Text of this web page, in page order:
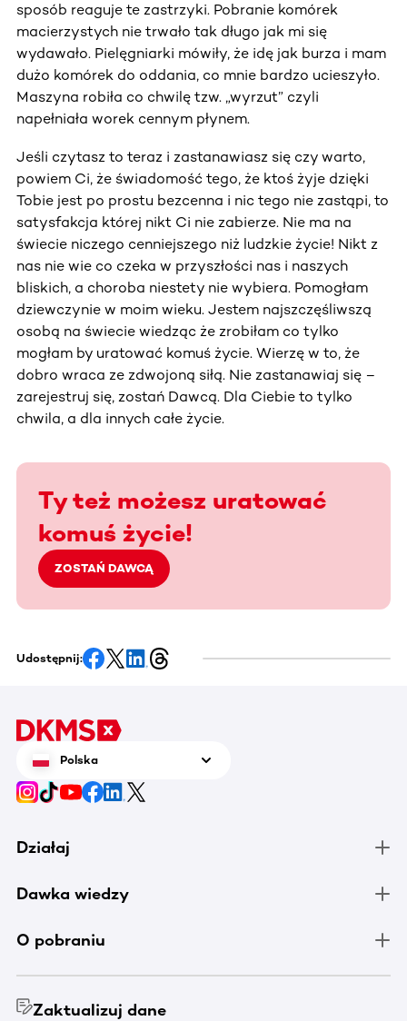
sposób reaguje te zastrzyki. Pobranie komórek
macierzystych nie trwało tak długo jak mi się
wydawało. Pielęgniarki mówiły, że idę jak burza i mam
dużo komórek do oddania, co mnie bardzo ucieszyło.
Maszyna robiła co chwilę tzw. „wyrzut” czyli
napełniała worek cennym płynem.
Jeśli czytasz to teraz i zastanawiasz się czy warto,
powiem Ci, że świadomość tego, że ktoś żyje dzięki
Tobie jest po prostu bezcenna i nic tego nie zastąpi, to
satysfakcja której nikt Ci nie zabierze. Nie ma na
świecie niczego cenniejszego niż ludzkie życie! Nikt z
nas nie wie co czeka w przyszłości nas i naszych
bliskich, a choroba niestety nie wybiera. Pomogłam
dziewczynie w moim wieku. Jestem najszczęśliwszą
osobą na świecie wiedząc że zrobiłam co tylko
mogłam by uratować komuś życie. Wierzę w to, że
dobro wraca ze zdwojoną siłą. Nie zastanawiaj się –
zarejestruj się, zostań Dawcą. Dla Ciebie to tylko
chwila, a dla innych całe życie.
Ty też możesz uratować
komuś życie!
ZOSTAŃ DAWCĄ
Udostępnij:
Polska
Działaj
Dawka wiedzy
O pobraniu
Zaktualizuj dane